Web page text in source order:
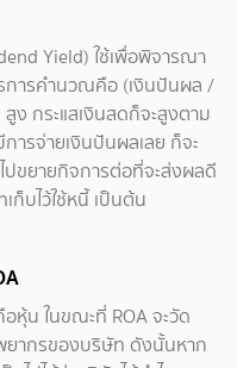
Yield) ใช้เพื่อพิจารณา
รการคำนวณคือ (เงินปันผล /
ง กระแสเงินสดก็จะสูงตาม
ารจ่ายเงินปันผลเลย ก็จะ
ปขยายกิจการต่อที่จะส่งผลดี
บไว้ใช้หนี้ เป็นต้น
หุ้น ในขณะที่ ROA จะวัด
ยากรของบริษัท ดังนั้นหาก